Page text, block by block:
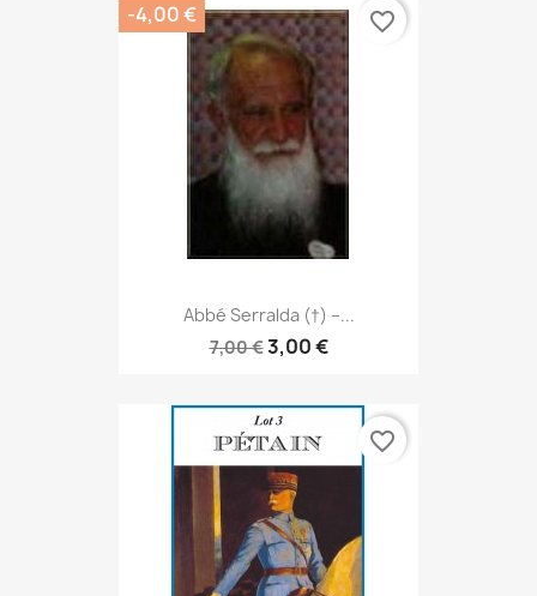
Abbé Serralda (†) –...
7,00 €3,00 €
-4,00 € favorite_border
favorite_border